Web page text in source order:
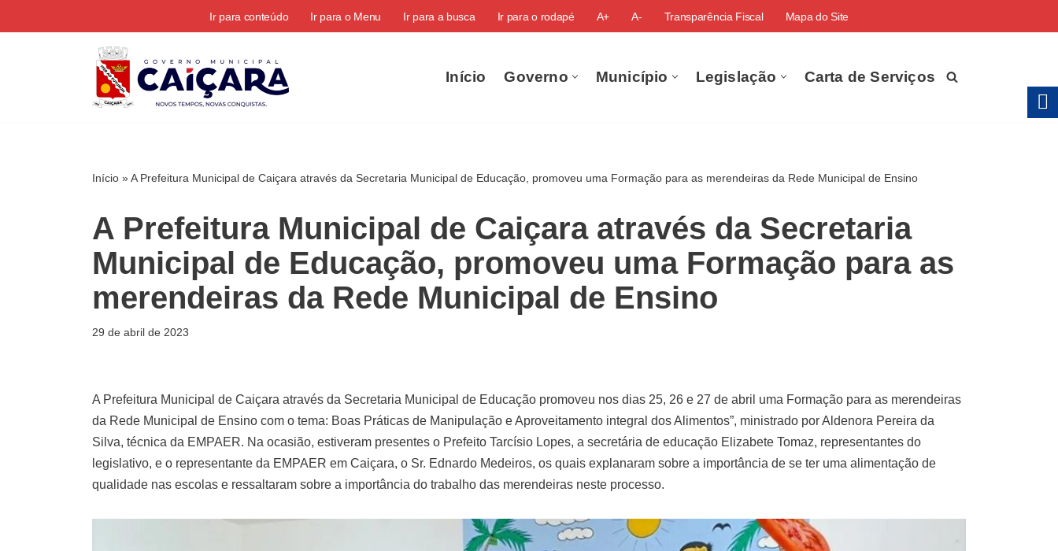
Ir para conteúdo Ir para o Menu Ir para a busca Ir para o rodapé A+ A- Transparência Fiscal Mapa do Site
Início Governo Município Legislação Carta de Serviços
Início »A Prefeitura Municipal de Caiçara através da Secretaria Municipal de Educação, promoveu uma Formação para as merendeiras da Rede Municipal de Ensino
A Prefeitura Municipal de Caiçara através da Secretaria
Municipal de Educação, promoveu uma Formação para as
merendeiras da Rede Municipal de Ensino
29 de abril de 2023
A Prefeitura Municipal de Caiçara através da Secretaria Municipal de Educação promoveu nos dias 25, 26 e 27 de abril uma Formação para as merendeiras
da Rede Municipal de Ensino com o tema: Boas Práticas de Manipulação e Aproveitamento integral dos Alimentos”, ministrado por Aldenora Pereira da
Silva, técnica da EMPAER. Na ocasião, estiveram presentes o Prefeito Tarcísio Lopes, a secretária de educação Elizabete Tomaz, representantes do
legislativo, e o representante da EMPAER em Caiçara, o Sr. Ednardo Medeiros, os quais explanaram sobre a importância de se ter uma alimentação de
qualidade nas escolas e ressaltaram sobre a importância do trabalho das merendeiras neste processo.